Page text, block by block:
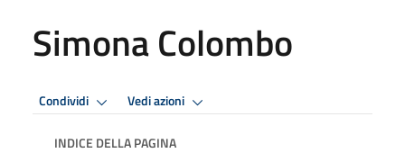
Simona Colombo
Condividi Vedi azioni
INDICE DELLA PAGINA